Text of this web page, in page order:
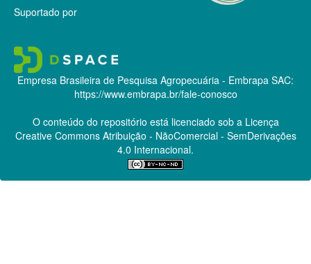
Suportado por
Empresa Brasileira de Pesquisa Agropecuária - Embrapa SAC:
https://www.embrapa.br/fale-conosco
O conteúdo do repositório está licenciado sob a Licença
Creative CommonsAtribuição - NãoComercial - SemDerivações
4.0 Internacional.